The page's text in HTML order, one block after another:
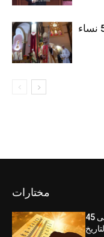
مختارات
أحوال الطقس: درجات الحرارة تصل الى 45